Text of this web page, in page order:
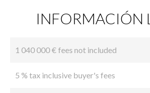
INFORMACIÓN
1 040 000 € fees not included
5 % tax inclusive buyer's fees